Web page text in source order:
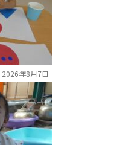
2026年8月7日